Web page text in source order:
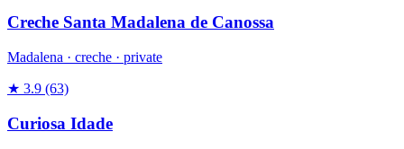
Creche Santa Madalena de Canossa
Madalena · creche · private
★ 3.9 (63)
Curiosa Idade